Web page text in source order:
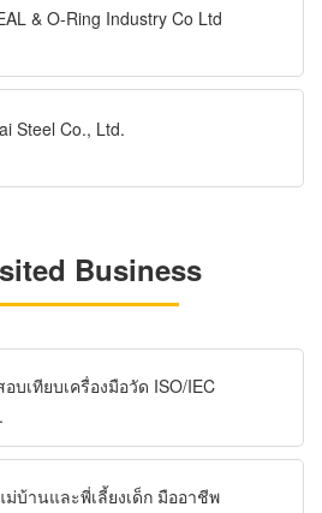
& O-Ring Industry Co Ltd
Steel Co., Ltd.
Business
บเทียบเครื่องมือวัด ISO/IEC
บ้านและพี่เลี้ยงเด็ก มืออาชีพ